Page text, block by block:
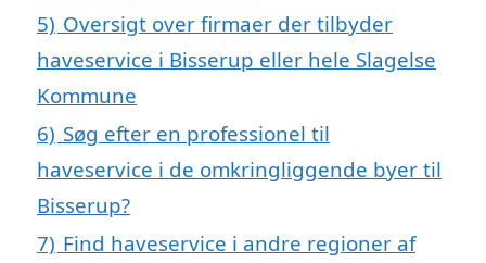
5) Oversigt over firmaer der tilbyder
haveservice i Bisserup eller hele Slagelse
Kommune
6) Søg efter en professionel til
haveservice i de omkringliggende byer til
Bisserup?
7) Find haveservice i andre regioner af